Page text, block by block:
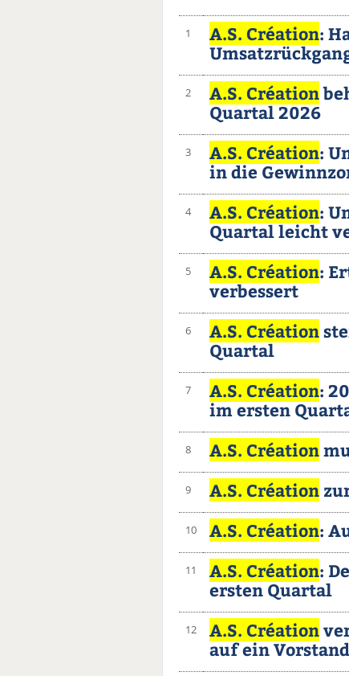
1 A.S. Création:
2 A.S. Création
Quartal 2026
3 A.S. Création:
in die
4 A.S. Création:
Quartal leicht
5 A.S. Création:
verbessert
6 A.S. Création
Quartal
7 A.S. Création:
im ersten
8 A.S. Création
9 A.S. Création
10 A.S. Création:
11 A.S. Création:
ersten Quartal
12 A.S. Création
auf ein